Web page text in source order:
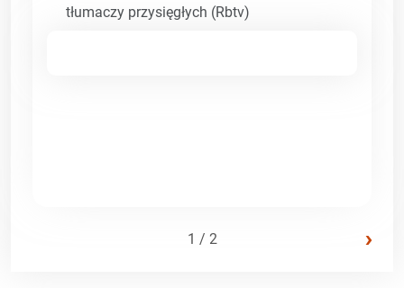
tłumaczy przysięgłych (Rbtv)
1 / 2 ›